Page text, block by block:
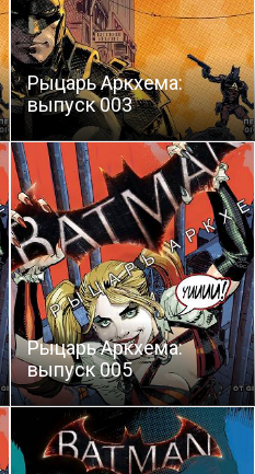
Рыцарь Аркхема:
выпуск 003
Рыцарь Аркхема:
выпуск 005